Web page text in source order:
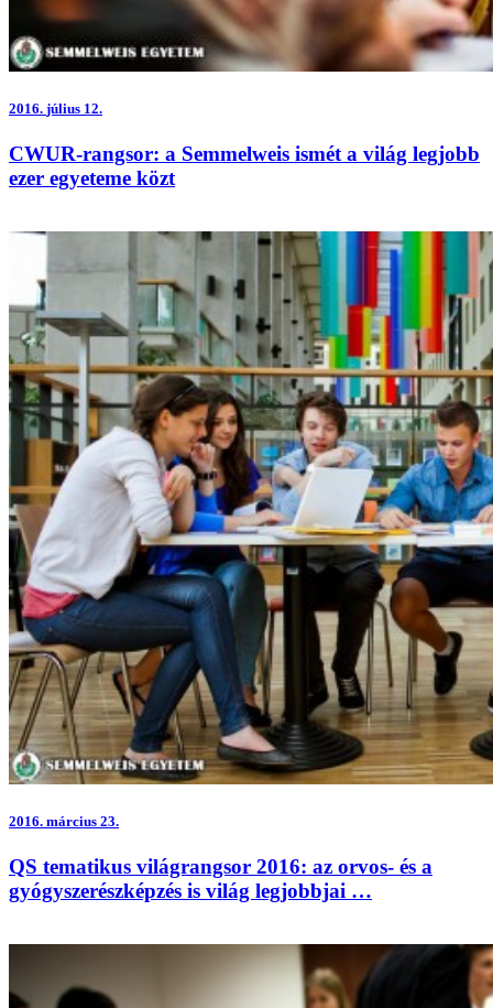
2016. július 12.
CWUR-rangsor: a Semmelweis ismét a világ legjobb
ezer egyeteme közt
2016. március 23.
QS tematikus világrangsor 2016: az orvos- és a
gyógyszerészképzés is világ legjobbjai …